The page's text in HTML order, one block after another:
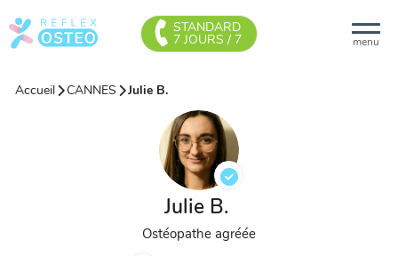
menu
STANDARD
7 JOURS / 7
Accueil CANNES Julie B.
Julie B.
Ostéopathe agréée